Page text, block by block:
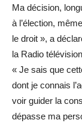
Ma décision,
à l’élection,
le droit », a
la Radio
« Je sais que
dont je connais
voir guider la
dépasse ma